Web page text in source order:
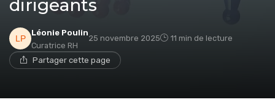
dirigeants
Léonie Poulin
Curatrice RH
25 novembre 2025 11 min de lecture
Partager cette page